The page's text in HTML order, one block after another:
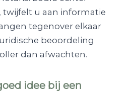
u aan informatie
tegenover elkaar
beoordeling
dan afwachten.
idee bij een